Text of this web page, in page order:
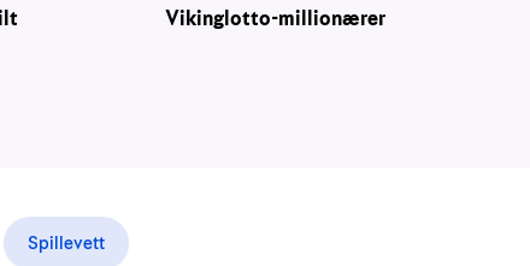
Vikinglotto-millionærer
Spillevett